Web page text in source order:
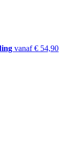
vanaf € 54,90